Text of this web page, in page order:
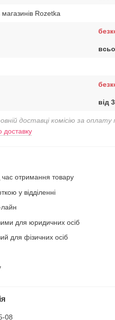
магазинів Rozetka
від
доставці комісію за
доставку
час отримання товару
у відділенні
для юридичних осіб
для фізичних осіб
08